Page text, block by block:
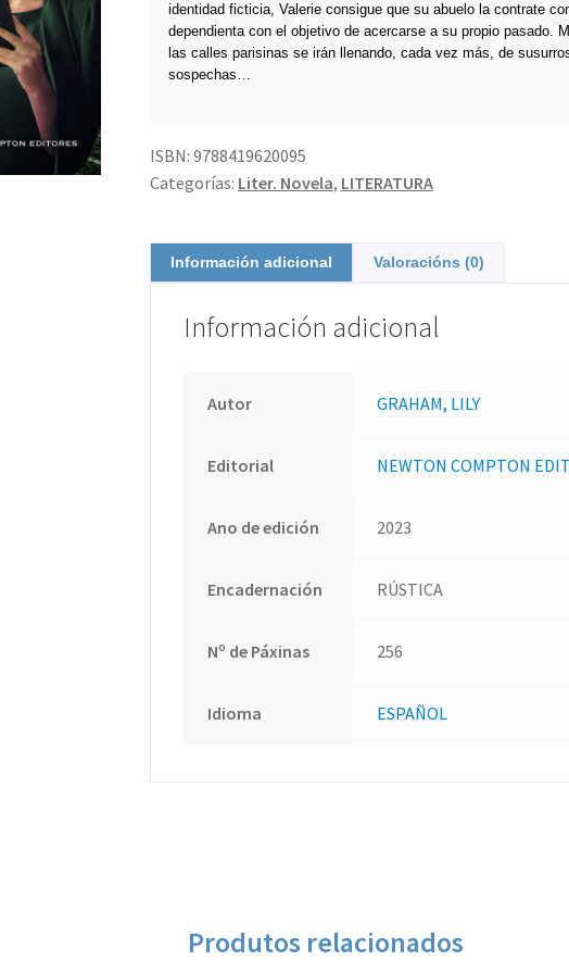
identidad ficticia, Valerie consigue que su abuelo la contrate
dependienta con el objetivo de acercarse a su propio pasado.
las calles parisinas se irán llenando, cada vez más, de
sospechas…
ISBN: 9788419620095
Categorías: Liter. Novela, LITERATURA
Información adicional Valoracións (0)
Información adicional
Autor GRAHAM, LILY
Editorial NEWTON COMPTON
Ano de edición 2023
Encadernación RÚSTICA
Nº de Páxinas 256
Idioma ESPAÑOL
Produtos relacionados